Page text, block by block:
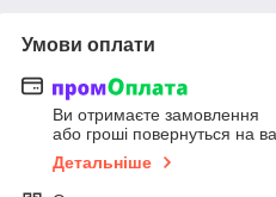
Умови оплати
Ви отримаєте замовлення
або гроші повернуться на
Детальніше